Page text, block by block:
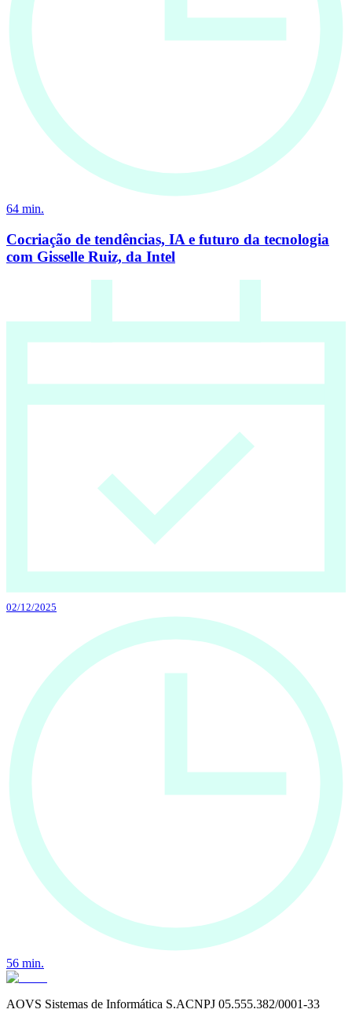
64 min.
Cocriação de tendências, IA e futuro da tecnologia
com Gisselle Ruiz, da Intel
02/12/2025
56 min.
AOVS Sistemas de Informática S.ACNPJ 05.555.382/0001-33